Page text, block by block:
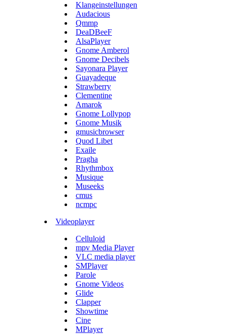
Klangeinstellungen
Audacious
Qmmp
DeaDBeeF
AlsaPlayer
Gnome Amberol
Gnome Decibels
Sayonara Player
Guayadeque
Strawberry
Clementine
Amarok
Gnome Lollypop
Gnome Musik
gmusicbrowser
Quod Libet
Exaile
Pragha
Rhythmbox
Musique
Museeks
cmus
ncmpc
Videoplayer
Celluloid
mpv Media Player
VLC media player
SMPlayer
Parole
Gnome Videos
Glide
Clapper
Showtime
Cine
MPlayer